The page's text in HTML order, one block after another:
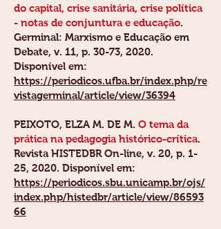
do capital, crise sanitária, crise polí­tica
- notas de conjuntura e educação.
Germinal: Marxismo e Educação em
Debate, v. 11, p. 30-73, 2020.
Disponível em:
https://periodicos.ufba.br/index.php/re
vistagerminal/article/view/36394
PEIXOTO, ELZA M. DE M. O tema da
prática na pedagogia histórico-crítica.
Revista HISTEDBR On-line, v. 20, p. 1-
25, 2020. Disponível em:
https://periodicos.sbu.unicamp.br/ojs/
index.php/histedbr/article/view/86593
66